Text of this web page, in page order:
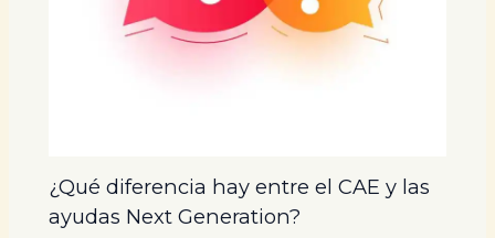
¿Qué diferencia hay entre el CAE y las
ayudas Next Generation?